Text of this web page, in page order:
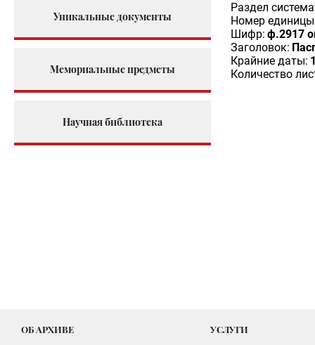
Уникальные документы
Мемориальные предметы
Научная библиотека
Раздел
Номер единицы
Шифр: ф.2917
Заголовок:
Крайние даты:
Количество
ОБ АРХИВЕ УСЛУГИ